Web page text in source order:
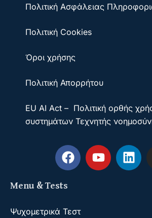
Πολιτική Ασφάλειας
Πολιτική Cookies
Όροι χρήσης
Πολιτική Απορρήτου
EU AI Act – Πολιτική ορθής
συστημάτων Τεχνητής
Menu & Tests
Ψυχομετρικά Τεστ